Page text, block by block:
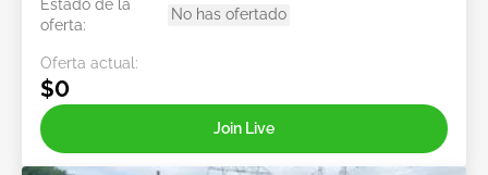
Estado de la
oferta:
No has ofertado
Oferta actual:
$0
Join Live